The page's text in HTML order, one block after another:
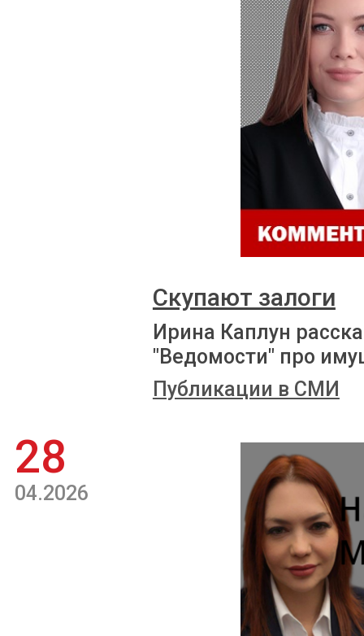
Скупают залоги
Ирина Каплун
"Ведомости" про
Публикации в СМИ
28
04.2026